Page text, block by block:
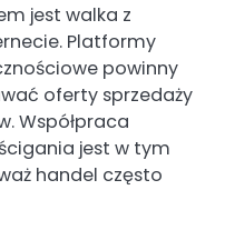
jest walka z
Platformy
powinny
oferty sprzedaży
Współpraca
jest w tym
handel często